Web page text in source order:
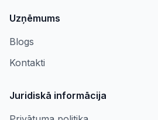
Uzņēmums
Blogs
Kontakti
Juridiskā informācija